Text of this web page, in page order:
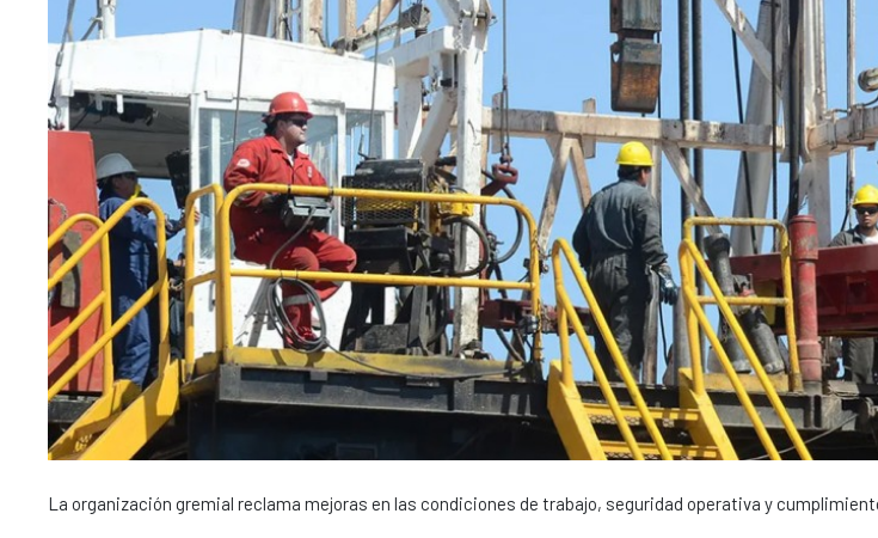
La organización gremial reclama mejoras en las condiciones de trabajo, seguridad operativa y